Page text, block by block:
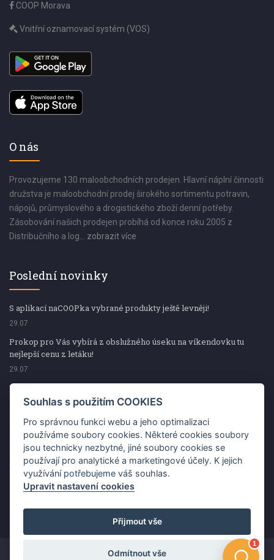
COOP Morava
Vnitřní oznamovací systém (VOS)
O nás
Provozujeme 130 maloobchodních prodejen. Hlavní náplní činnosti
družstva je maloobchodní prodej širokého sortimentu potravin,
nápojů, průmyslového a drogistického zboží denní potřeby.
Zásobování našich prodejen probíhá od konce roku 2005 z
Distribučního a log... zobrazit více
Poslední novinky
S aplikací naCOOPka vybrané produkty ještě levněji!
29.07
Prokop pro Vás vybírá z obslužného úseku na víkendovku tu
nejlepší cenu z letáku!
29.07
Prokop pro Vás vybírá z obslužného úseku na víkendovku tu
nejlepší cenu z letáku!
Kup špekáčky od Váhaly a vyhraj s naCOOPkou sekerku Fiskars
29.07
Prokop pro Vás vybírá na víkendovku ty nejlepší ceny z letáku!
29.07
Copyright ©2026 Jednota, spotřební družstvo v Hodoníně
Souhlas s použitím COOKIES
Pro správnou funkci webu a jeho optimalizaci
používáme soubory cookies. Některé cookies soubory
jsou technicky nezbytné, jiné soubory cookies se
používají pro analytické a marketingové účely. K jejich
využívání potřebujeme váš souhlas.
Upravit nastavení cookies
Přijmout vše
Odmítnout vše